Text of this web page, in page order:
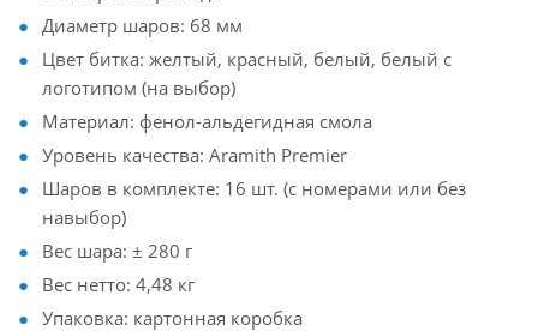
Диаметр шаров: 68 мм
Цвет битка: желтый, красный, белый, белый с
логотипом (на выбор)
Материал: фенол-альдегидная смола
Уровень качества: Aramith Premier
Шаров в комплекте: 16 шт. (с номерами или без
навыбор)
Вес шара: ± 280 г
Вес нетто: 4,48 кг
Упаковка: картонная коробка